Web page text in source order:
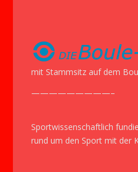
mit Stammsitz auf dem
—————————–
Sportwissenschaftlich
rund um den Sport mit der